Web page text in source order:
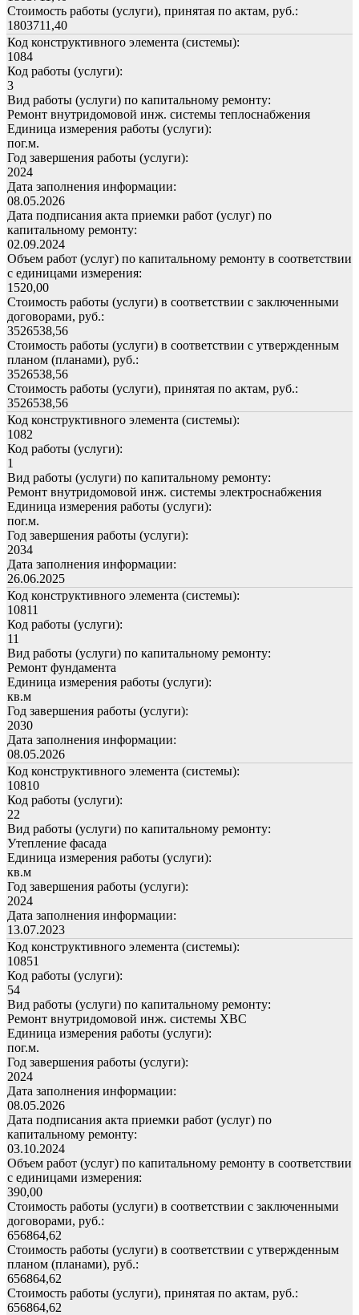
Стоимость работы (услуги), принятая по актам, руб.:
1803711,40
Код конструктивного элемента (системы):
1084
Код работы (услуги):
3
Вид работы (услуги) по капитальному ремонту:
Ремонт внутридомовой инж. системы теплоснабжения
Единица измерения работы (услуги):
пог.м.
Год завершения работы (услуги):
2024
Дата заполнения информации:
08.05.2026
Дата подписания акта приемки работ (услуг) по
капитальному ремонту:
02.09.2024
Объем работ (услуг) по капитальному ремонту в соответствии
с единицами измерения:
1520,00
Стоимость работы (услуги) в соответствии с заключенными
договорами, руб.:
3526538,56
Стоимость работы (услуги) в соответствии с утвержденным
планом (планами), руб.:
3526538,56
Стоимость работы (услуги), принятая по актам, руб.:
3526538,56
Код конструктивного элемента (системы):
1082
Код работы (услуги):
1
Вид работы (услуги) по капитальному ремонту:
Ремонт внутридомовой инж. системы электроснабжения
Единица измерения работы (услуги):
пог.м.
Год завершения работы (услуги):
2034
Дата заполнения информации:
26.06.2025
Код конструктивного элемента (системы):
10811
Код работы (услуги):
11
Вид работы (услуги) по капитальному ремонту:
Ремонт фундамента
Единица измерения работы (услуги):
кв.м
Год завершения работы (услуги):
2030
Дата заполнения информации:
08.05.2026
Код конструктивного элемента (системы):
10810
Код работы (услуги):
22
Вид работы (услуги) по капитальному ремонту:
Утепление фасада
Единица измерения работы (услуги):
кв.м
Год завершения работы (услуги):
2024
Дата заполнения информации:
13.07.2023
Код конструктивного элемента (системы):
10851
Код работы (услуги):
54
Вид работы (услуги) по капитальному ремонту:
Ремонт внутридомовой инж. системы ХВС
Единица измерения работы (услуги):
пог.м.
Год завершения работы (услуги):
2024
Дата заполнения информации:
08.05.2026
Дата подписания акта приемки работ (услуг) по
капитальному ремонту:
03.10.2024
Объем работ (услуг) по капитальному ремонту в соответствии
с единицами измерения:
390,00
Стоимость работы (услуги) в соответствии с заключенными
договорами, руб.:
656864,62
Стоимость работы (услуги) в соответствии с утвержденным
планом (планами), руб.:
656864,62
Стоимость работы (услуги), принятая по актам, руб.:
656864,62